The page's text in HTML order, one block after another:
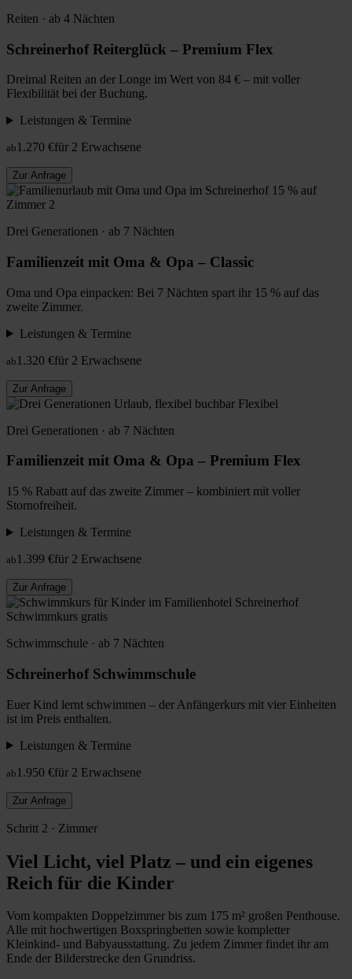
Reiten · ab 4 Nächten
Schreinerhof Reiterglück – Premium Flex
Dreimal Reiten an der Longe im Wert von 84 € – mit voller
Flexibilität bei der Buchung.
Leistungen & Termine
ab 1.270 €für 2 Erwachsene
Zur Anfrage
15 % auf
Zimmer 2
Drei Generationen · ab 7 Nächten
Familienzeit mit Oma & Opa – Classic
Oma und Opa einpacken: Bei 7 Nächten spart ihr 15 % auf das
zweite Zimmer.
Leistungen & Termine
ab 1.320 €für 2 Erwachsene
Zur Anfrage
Flexibel
Drei Generationen · ab 7 Nächten
Familienzeit mit Oma & Opa – Premium Flex
15 % Rabatt auf das zweite Zimmer – kombiniert mit voller
Stornofreiheit.
Leistungen & Termine
ab 1.399 €für 2 Erwachsene
Zur Anfrage
Schwimmkurs gratis
Schwimmschule · ab 7 Nächten
Schreinerhof Schwimmschule
Euer Kind lernt schwimmen – der Anfängerkurs mit vier Einheiten
ist im Preis enthalten.
Leistungen & Termine
ab 1.950 €für 2 Erwachsene
Zur Anfrage
Schritt 2 · Zimmer
Viel Licht, viel Platz – und ein eigenes
Reich für die Kinder
Vom kompakten Doppelzimmer bis zum 175 m² großen Penthouse.
Alle mit hochwertigen Boxspringbetten sowie kompletter
Kleinkind- und Babyausstattung. Zu jedem Zimmer findet ihr am
Ende der Bilderstrecke den Grundriss.